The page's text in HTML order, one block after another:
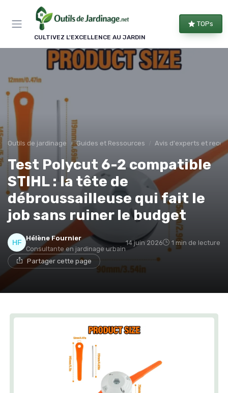
CULTIVEZ L'EXCELLENCE AU JARDIN
TOPs
Outils de jardinage Guides et Ressources Avis d'experts et
Test Polycut 6-2 compatible
STIHL : la tête de
débroussailleuse qui fait le
job sans ruiner le budget
Hélène Fournier
Consultante en jardinage urbain
14 juin 2026 1 min de lecture
Partager cette page
Panneau de gestion des cookies